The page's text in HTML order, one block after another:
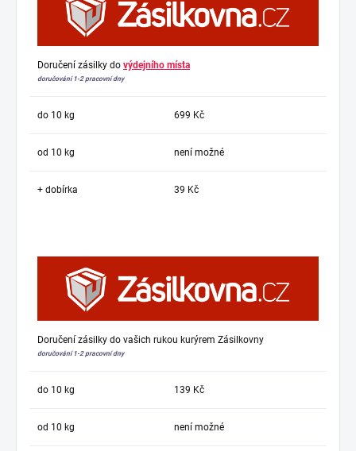
Doručení zásilky do výdejního místa
doručování 1-2 pracovní dny
do 10 kg 699 Kč
od 10 kg není možné
+ dobírka 39 Kč
Doručení zásilky do vašich rukou kurýrem Zásilkovny
doručování 1-2 pracovní dny
do 10 kg 139 Kč
od 10 kg není možné